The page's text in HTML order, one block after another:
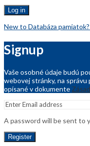
Log in
New to Databáza
Signup
Vaše osobné údaje budú
webovej stránky, na správu
opísané v dokumente
A password will be sent to
Register